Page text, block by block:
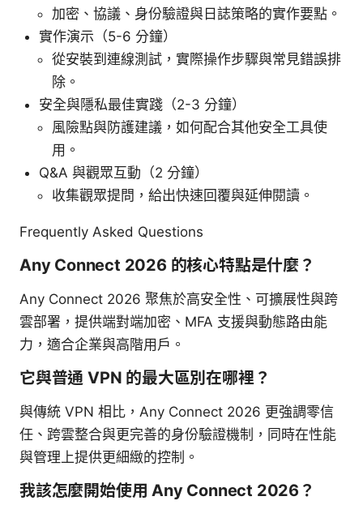
加密、協議、身份驗證與日誌策略的實作要點。
實作演示（5-6 分鐘）
從安裝到連線測試，實際操作步驟與常見錯誤排
除。
安全與隱私最佳實踐（2-3 分鐘）
風險點與防護建議，如何配合其他安全工具使
用。
Q&A 與觀眾互動（2 分鐘）
收集觀眾提問，給出快速回覆與延伸閱讀。
Frequently Asked Questions
Any Connect 2026 的核心特點是什麼？
Any Connect 2026 聚焦於高安全性、可擴展性與跨
雲部署，提供端對端加密、MFA 支援與動態路由能
力，適合企業與高階用戶。
它與普通 VPN 的最大區別在哪裡？
與傳統 VPN 相比，Any Connect 2026 更強調零信
任、跨雲整合與更完善的身份驗證機制，同時在性能
與管理上提供更細緻的控制。
我該怎麼開始使用 Any Connect 2026？